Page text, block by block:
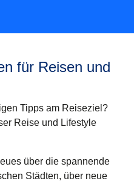
für Reisen und
Tipps am Reiseziel?
Reise und Lifestyle
über die spannende
Städten, über neue